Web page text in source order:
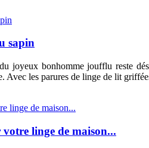
sapin
joyeux bonhomme joufflu reste
Avec les parures de linge de lit
votre linge de maison...